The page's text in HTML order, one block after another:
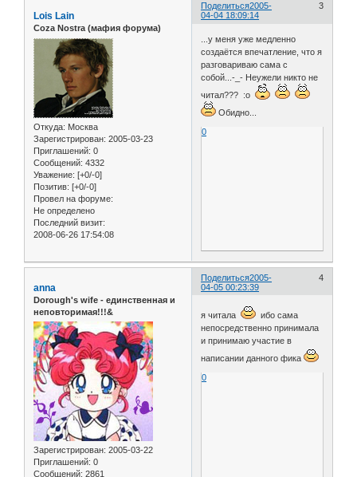
Поделиться 3
2005-
04-04 18:09:14
Lois Lain
Coza Nostra (мафия форума)
Откуда: Москва
Зарегистрирован: 2005-03-23
Приглашений: 0
Сообщений: 4332
Уважение: [+0/-0]
Позитив: [+0/-0]
Провел на форуме:
Не определено
Последний визит:
2008-06-26 17:54:08
...у меня уже медленно
создаётся впечатление, что я
разговариваю сама с
собой...-_- Неужели никто не
читал??? :o
Обидно...
0
Поделиться 4
2005-
04-05 00:23:39
anna
Dorough's wife - единственная и
неповторимая!!!&
Зарегистрирован: 2005-03-22
Приглашений: 0
Сообщений: 2861
я читала
ибо сама
непосредственно принимала
и принимаю участие в
написании данного фика
0